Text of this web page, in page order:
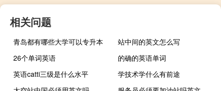
相关问题
青岛都有哪些大学可以专升本
站中间的英文怎么写
26个单词英语
的确的英语单词
英语catti三级是什么水平
学技术学什么有前途